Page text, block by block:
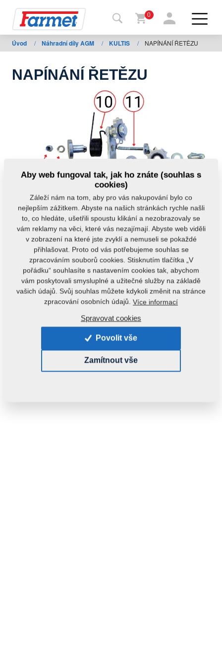
Zpět
na
stažení
0
Úvod / Náhradní díly AGM / KULTIS / NAPÍNÁNÍ ŘETĚZU
NAPÍNÁNÍ ŘETĚZU
Kód produktu: m86PL1815
Tento díl je použitelný i pro následující stroje:
Aby web fungoval tak, jak ho znáte (souhlas s
cookies)
Záleží nám na tom, aby pro vás nakupování bylo co
nejlepším zážitkem. Abyste na našich stránkách rychle našli
to, co hledáte, ušetřili spoustu klikání a nezobrazovaly se
vám reklamy na věci, které vás nezajímají. Abyste web viděli
v zobrazení na které jste zvyklí a nemuseli se pokaždé
přihlašovat. Proto od vás potřebujeme souhlas se
zpracováním souborů cookies. Stisknutím tlačítka „V
pořádku“ souhlasíte s nastavením cookies tak, abychom
vám poskytovali smysluplné a užitečné služby na základě
vašich údajů. Svůj souhlas můžete kdykoli změnit na stránce
zpracování osobních údajů. Více informací
Spravovat cookies
Povolit vše
Zamítnout vše